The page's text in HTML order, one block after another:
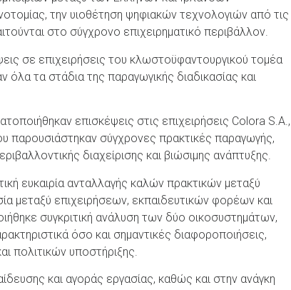
την υιοθέτηση ψηφιακών τεχνολογιών από τις
στο σύγχρονο επιχειρηματικό περιβάλλον.
σε επιχειρήσεις του κλωστοϋφαντουργικού τομέα
τα στάδια της παραγωγικής διαδικασίας και
επισκέψεις στις επιχειρήσεις Colora S.A.,
παρουσιάστηκαν σύγχρονες πρακτικές παραγωγής,
διαχείρισης και βιώσιμης ανάπτυξης.
ευκαιρία ανταλλαγής καλών πρακτικών μεταξύ
μεταξύ επιχειρήσεων, εκπαιδευτικών φορέων και
συγκριτική ανάλυση των δύο οικοσυστημάτων,
όσο και σημαντικές διαφοροποιήσεις,
πολιτικών υποστήριξης.
και αγοράς εργασίας, καθώς και στην ανάγκη